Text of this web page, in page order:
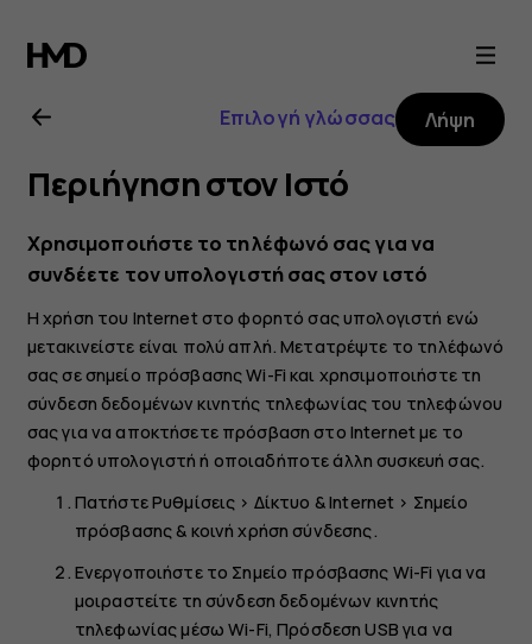
Οδηγίες
χρήσης
Nokia
6.2
Επιλογή γλώσσας Λήψη
Περιήγηση στον Ιστό
Χρησιμοποιήστε το τηλέφωνό σας για να
συνδέετε τον υπολογιστή σας στον ιστό
Η χρήση του Internet στο φορητό σας υπολογιστή ενώ
μετακινείστε είναι πολύ απλή. Μετατρέψτε το τηλέφωνό
σας σε σημείο πρόσβασης Wi-Fi και χρησιμοποιήστε τη
σύνδεση δεδομένων κινητής τηλεφωνίας του τηλεφώνου
σας για να αποκτήσετε πρόσβαση στο Internet με το
φορητό υπολογιστή ή οποιαδήποτε άλλη συσκευή σας.
ΠατήστεΡυθμίσεις > Δίκτυο & Internet > Σημείο
πρόσβασης & κοινή χρήση σύνδεσης.
Ενεργοποιήστε το Σημείο πρόσβασης Wi-Fi για να
μοιραστείτε τη σύνδεση δεδομένων κινητής
τηλεφωνίας μέσω Wi-Fi,Πρόσδεση USB για να